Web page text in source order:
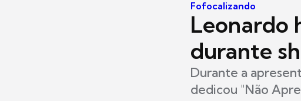
Fofocalizando
Leonardo
durante
Durante a
dedicou "Não